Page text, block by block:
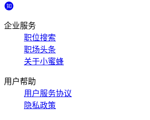
企业服务
职位搜索
职场头条
关于小蜜蜂
用户帮助
用户服务协议
隐私政策